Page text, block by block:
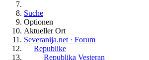
Suche
Optionen
Aktueller Ort
Severanija.net · Forum
Republike
Republika Vesteran